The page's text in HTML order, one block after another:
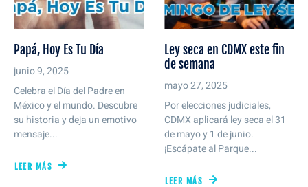
Papá, Hoy Es Tu Día
junio 9, 2025
Celebra el Día del Padre en
México y el mundo. Descubre
su historia y deja un emotivo
mensaje...
LEER MÁS
Ley seca en CDMX este fin
de semana
mayo 27, 2025
Por elecciones judiciales,
CDMX aplicará ley seca el 31
de mayo y 1 de junio.
¡Escápate al Parque...
LEER MÁS